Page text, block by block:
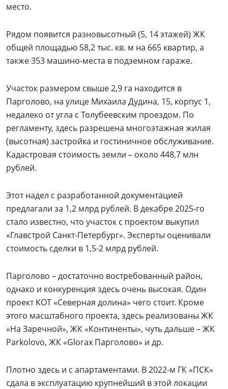
место.
Рядом появится разновысотный (5, 14 этажей) ЖК
общей площадью 58,2 тыс. кв. м на 665 квартир, а
также 353 машино-места в подземном гараже.
Участок размером свыше 2,9 га находится в
Парголово, на улице Михаила Дудина, 15, корпус 1,
недалеко от угла с Толубеевским проездом. По
регламенту, здесь разрешена многоэтажная жилая
(высотная) застройка и гостиничное обслуживание.
Кадастровая стоимость земли – около 448,7 млн
рублей.
Этот надел с разработанной документацией
предлагали за 1,2 млрд рублей. В декабре 2025-го
стало известно, что участок с проектом выкупил
«Главстрой Санкт-Петербург». Эксперты оценивали
стоимость сделки в 1,5-2 млрд рублей.
Парголово – достаточно востребованный район,
однако и конкуренция здесь очень высокая. Один
проект КОТ «Северная долина» чего стоит. Кроме
этого масштабного проекта, здесь реализованы ЖК
«На Заречной», ЖК «Континенты», чуть дальше – ЖК
Parkolovо, ЖК «Glorax Парголово» и др.
Плотно здесь и с апартаментами. В 2022-м ГК «ПСК»
сдала в эксплуатацию крупнейший в этой локации